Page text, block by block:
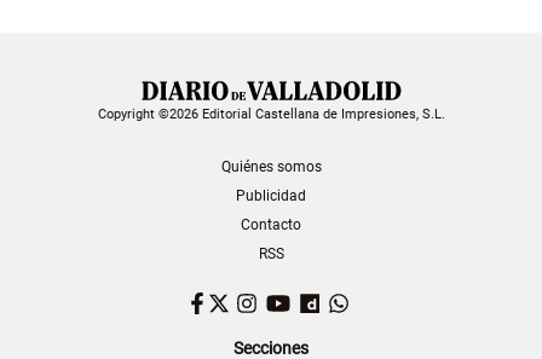
Copyright ©2026 Editorial Castellana de Impresiones, S.L.
Quiénes somos
Publicidad
Contacto
RSS
Facebook
TwitterInstagram
YouTubeDailymotion
Secciones